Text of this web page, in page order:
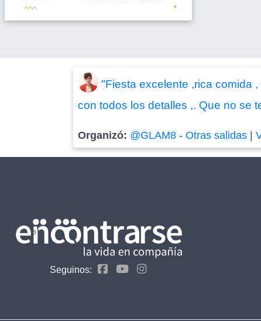
"Fiesta excelente ,rica comida
con todos los detalles ,. Que no se
Organizó: @GLAM8 -Otras salidas |
Seguinos: